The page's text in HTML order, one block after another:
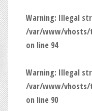
Warning: Illegal
/var/www/
on line 94
Warning: Illegal
/var/www/
on line 90